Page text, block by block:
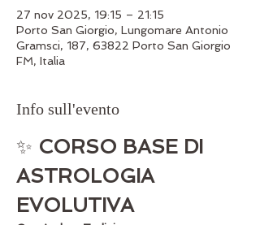
27 nov 2025, 19:15 – 21:15
Porto San Giorgio, Lungomare Antonio
Gramsci, 187, 63822 Porto San Giorgio
FM, Italia
Info sull'evento
✨ CORSO BASE DI
ASTROLOGIA
EVOLUTIVA